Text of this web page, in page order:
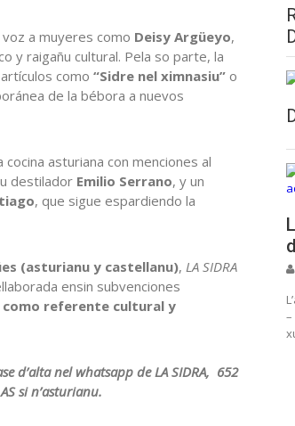
voz a muyeres como Deisy Argüeyo,
y raigañu cultural. Pela so parte, la
como “Sidre nel ximnasiu” o
de la bébora a nuevos
asturiana con menciones al
destilador Emilio Serrano, y un
, que sigue espardiendo la
(asturianu y castellanu), LA SIDRA
ensin subvenciones
como referente cultural y
d’alta nel whatsapp de LA SIDRA, 652
si n’asturianu.